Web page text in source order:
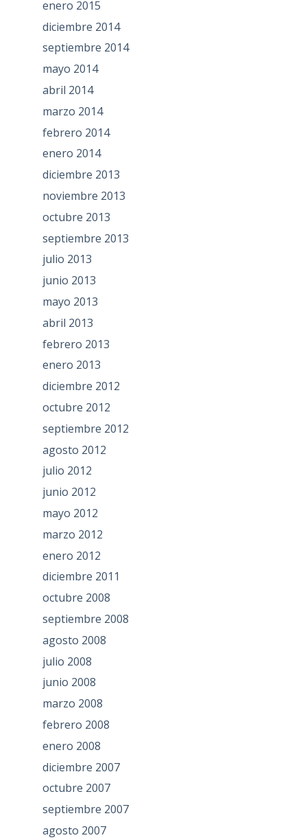
enero 2015
diciembre 2014
septiembre 2014
mayo 2014
abril 2014
marzo 2014
febrero 2014
enero 2014
diciembre 2013
noviembre 2013
octubre 2013
septiembre 2013
julio 2013
junio 2013
mayo 2013
abril 2013
febrero 2013
enero 2013
diciembre 2012
octubre 2012
septiembre 2012
agosto 2012
julio 2012
junio 2012
mayo 2012
marzo 2012
enero 2012
diciembre 2011
octubre 2008
septiembre 2008
agosto 2008
julio 2008
junio 2008
marzo 2008
febrero 2008
enero 2008
diciembre 2007
octubre 2007
septiembre 2007
agosto 2007